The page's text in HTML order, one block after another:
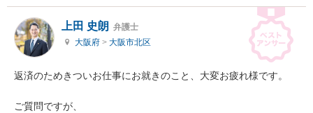
上田 史朗 弁護士
大阪府 > 大阪市北区
返済のためきついお仕事にお就きのこと、大変お疲れ様です。
ご質問ですが、